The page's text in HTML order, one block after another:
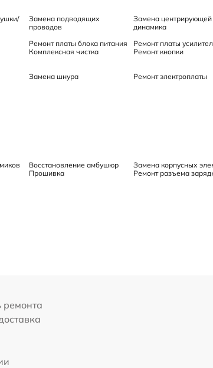
Замена подводящих
проводов
Замена
динамика
Ремонт платы блока питания Ремонт платы
Комплексная чистка Ремонт кнопки
Замена шнура Ремонт электроплаты
Восстановление амбушюр Замена корпусных
Прошивка Ремонт разъема
ремонта